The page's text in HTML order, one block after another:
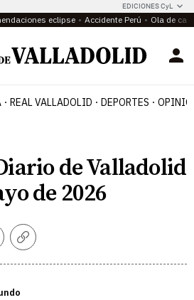
EDICIONES CyL
eclipse Accidente Perú Ola de
REAL VALLADOLID DEPORTES
de Valladolid
de 2026
Copiar